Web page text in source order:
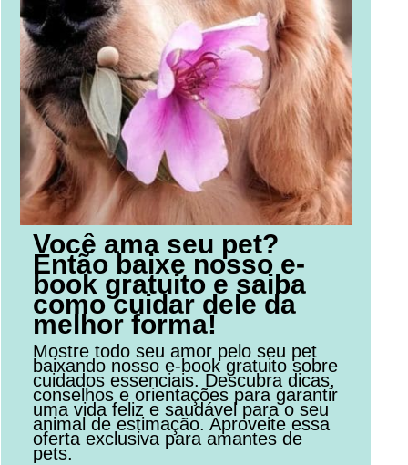
Você ama seu pet?
Então baixe nosso e-
book gratuito e saiba
como cuidar dele da
melhor forma!
Mostre todo seu amor pelo seu pet
baixando nosso e-book gratuito sobre
cuidados essenciais. Descubra dicas,
conselhos e orientações para garantir
uma vida feliz e saudável para o seu
animal de estimação. Aproveite essa
oferta exclusiva para amantes de
pets.